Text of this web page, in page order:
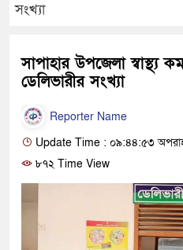
সংখ্যা
সাপাহার উপজেলা স্বাস্থ্য
ডেলিভারীর সংখ্যা
Reporter Name
Update Time : ০৯:৪৪:৫৩
৮৭২ Time View